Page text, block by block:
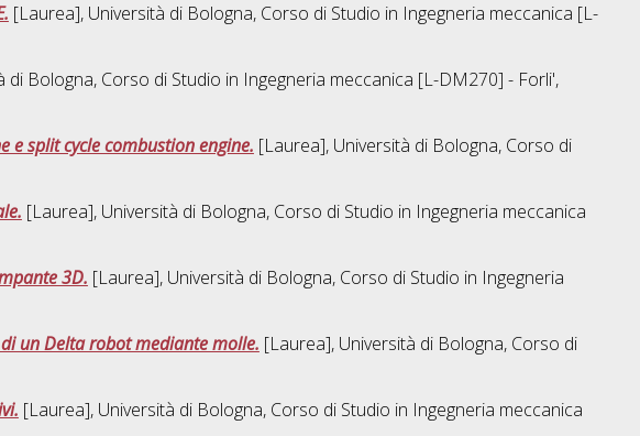
[Laurea], Università di Bologna, Corso di Studio in Ingegneria meccanica [L-
di Bologna, Corso di Studio in Ingegneria meccanica [L-DM270] - Forli',
split cycle combustion engine. [Laurea], Università di Bologna, Corso di
[Laurea], Università di Bologna, Corso di Studio in Ingegneria meccanica
3D. [Laurea], Università di Bologna, Corso di Studio in Ingegneria
un Delta robot mediante molle. [Laurea], Università di Bologna, Corso di
[Laurea], Università di Bologna, Corso di Studio in Ingegneria meccanica